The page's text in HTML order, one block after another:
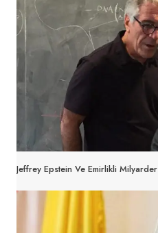
Jeffrey Epstein Ve Emirlikli Milyarder